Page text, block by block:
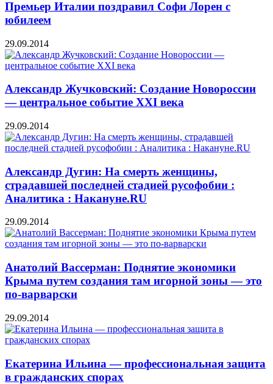
Премьер Италии поздравил Софи Лорен с
юбилеем
29.09.2014
Александр Жучковский: Создание Новороссии
— центральное событие XXI века
29.09.2014
Александр Дугин: На смерть женщины,
страдавшей последней стадией русофобии :
Аналитика : Накануне.RU
29.09.2014
Анатолий Вассерман: Поднятие экономики
Крыма путем создания там игорной зоны — это
по-варварски
29.09.2014
Екатерина Ильина — профессиональная защита
в гражданских спорах